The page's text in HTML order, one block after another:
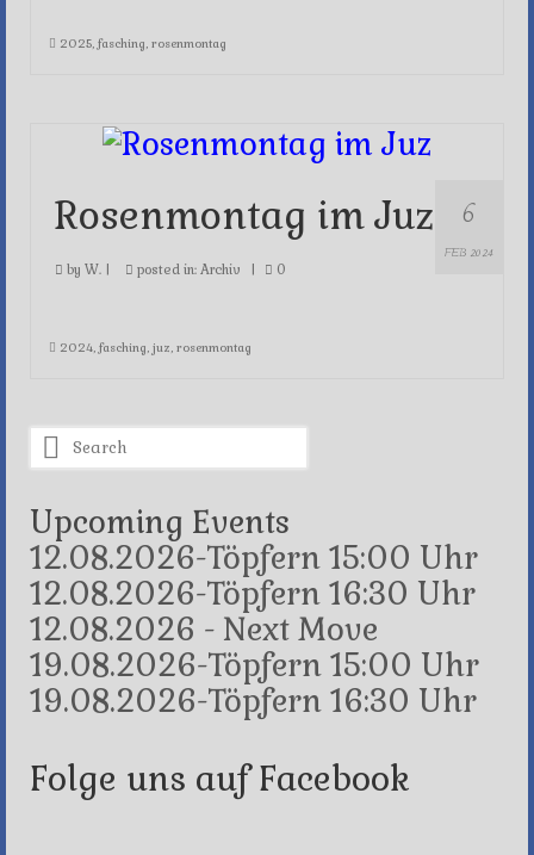
2025 fasching rosenmontag
6
FEB 2024
Rosenmontag im Juz
by W. posted in: Archiv 0
2024, fasching, juz, rosenmontag
Search
for:
Upcoming Events
12.08.2026-Töpfern 15:00 Uhr
12.08.2026-Töpfern 16:30 Uhr
12.08.2026 - Next Move
19.08.2026-Töpfern 15:00 Uhr
19.08.2026-Töpfern 16:30 Uhr
Folge uns auf Facebook